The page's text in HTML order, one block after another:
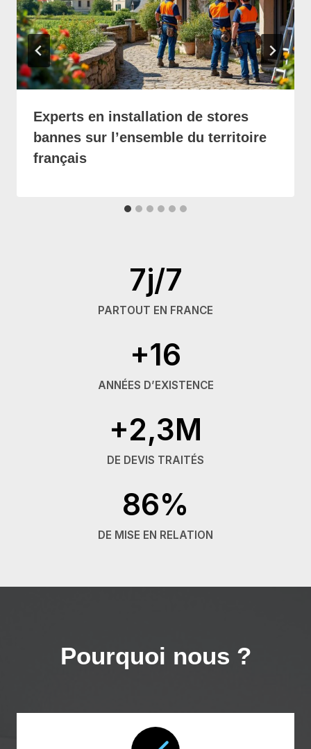
Experts en installation de stores
bannes sur l’ensemble du territoire
français
7j/7
PARTOUT EN FRANCE
+16
ANNÉES D’EXISTENCE
+2,3M
DE DEVIS TRAITÉS
86%
DE MISE EN RELATION
Pourquoi nous ?